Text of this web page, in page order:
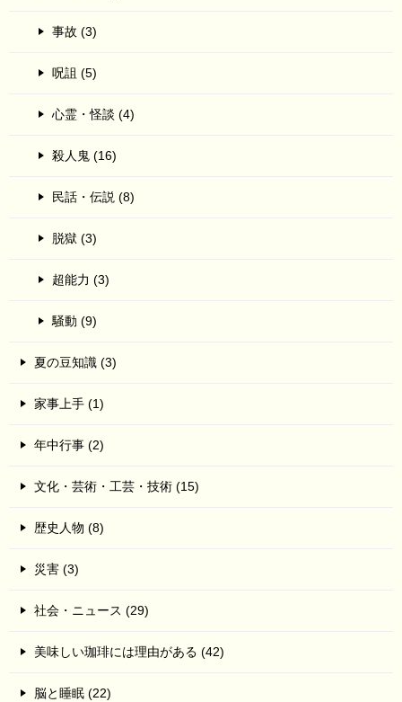
事故 (3)
呪詛 (5)
心霊・怪談 (4)
殺人鬼 (16)
民話・伝説 (8)
脱獄 (3)
超能力 (3)
騒動 (9)
夏の豆知識 (3)
家事上手 (1)
年中行事 (2)
文化・芸術・工芸・技術 (15)
歴史人物 (8)
災害 (3)
社会・ニュース (29)
美味しい珈琲には理由がある (42)
脳と睡眠 (22)